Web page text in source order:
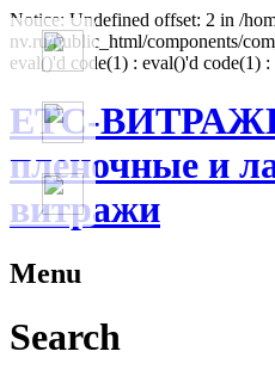
Notice: Undefined offset: 2 in /
nv.ru/public_html/components/
eval()'d code(1) : eval()'d code(1)
ЕТС-
пленочные и
витражи
Menu
Search